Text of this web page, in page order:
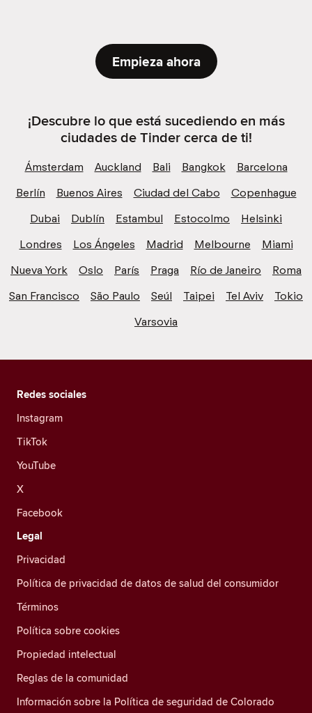
Empieza ahora
¡Descubre lo que está sucediendo en más
ciudades de Tinder cerca de ti!
Ámsterdam Auckland Bali Bangkok
Barcelona
Berlín
Buenos Aires Ciudad del Cabo
Copenhague
Dubai
Dublín Estambul Estocolmo
Helsinki
Londres
Los Ángeles Madrid Melbourne
Miami
Nueva York
Oslo París Praga Río de Janeiro
Roma
San Francisco
São Paulo Seúl Taipei Tel Aviv
Tokio
Varsovia
Redes sociales
Instagram
TikTok
YouTube
X
Facebook
Legal
Privacidad
Política de privacidad de datos de salud del consumidor
Términos
Política sobre cookies
Propiedad intelectual
Reglas de la comunidad
Información sobre la Política de seguridad de Colorado